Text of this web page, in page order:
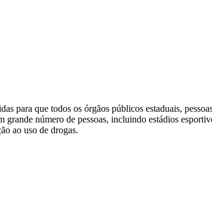
para que todos os órgãos públicos estaduais,
número de pessoas, incluindo estádios
ao uso de drogas.